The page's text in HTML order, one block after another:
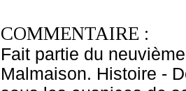
COMMENTAIRE :
Fait partie du
Malmaison. Histoire -